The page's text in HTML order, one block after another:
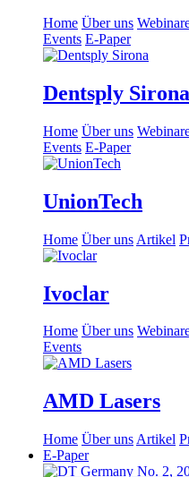
Home Über uns
Events E-Paper
Dentsply Sirona
Home Über uns
Events E-Paper
UnionTech
Home Über uns Artikel
Ivoclar
Home Über uns
Events
AMD Lasers
Home Über uns Artikel
E-Paper